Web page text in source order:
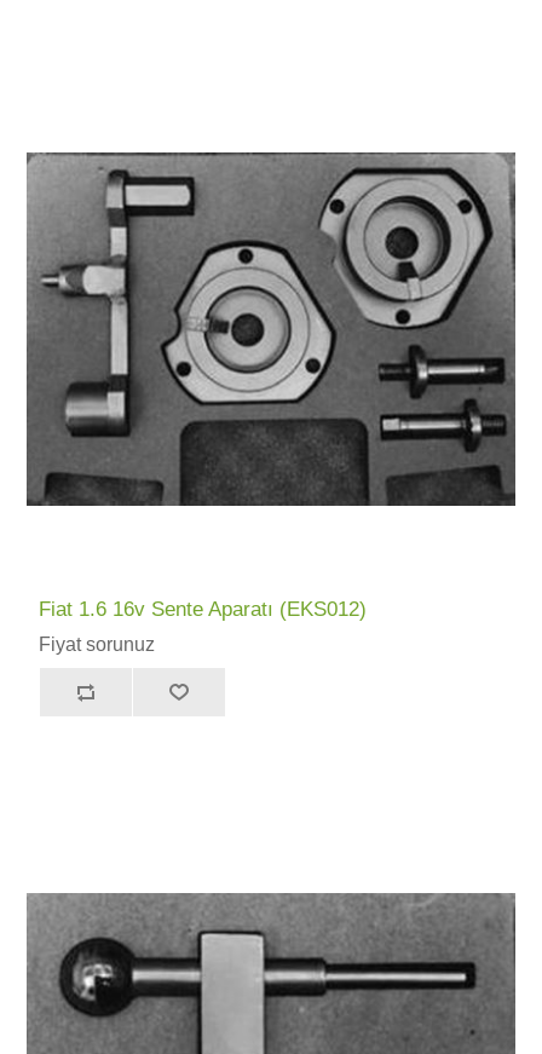
Fiat 1.6 16v Sente Aparatı (EKS012)
Fiyat sorunuz